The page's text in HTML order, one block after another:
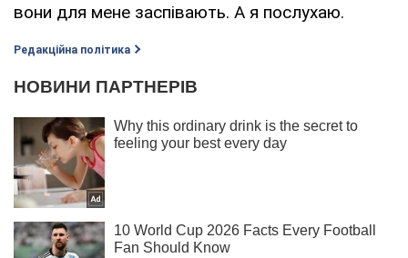
вони для мене заспівають. А я послухаю.
Редакційна політика